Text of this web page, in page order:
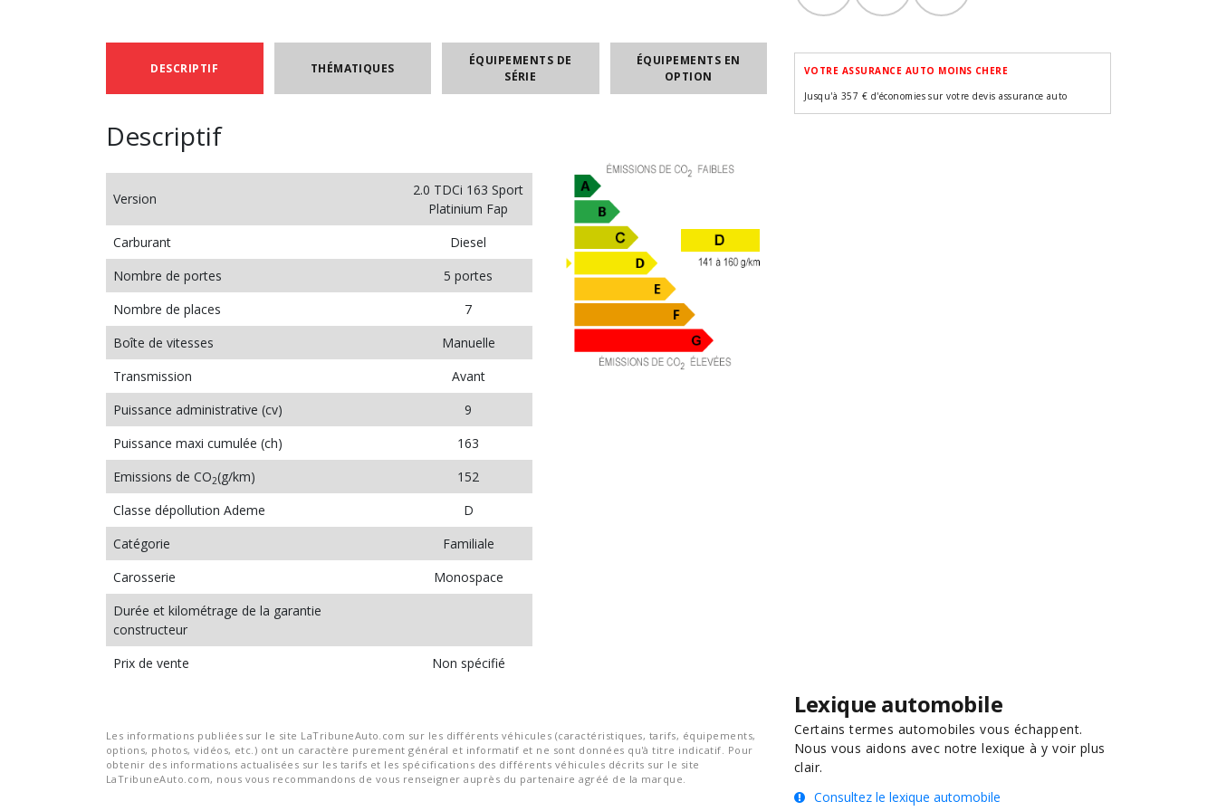
DESCRIPTIF THÉMATIQUES
ÉQUIPEMENTS DE
SÉRIE
ÉQUIPEMENTS EN
OPTION
Descriptif
Version
2.0 TDCi 163 Sport
Platinium Fap
Carburant
Diesel
Nombre de portes
5 portes
Nombre de places
7
Boîte de vitesses
Manuelle
Transmission
Avant
Puissance administrative (cv)
9
Puissance maxi cumulée (ch)
163
Emissions de CO2(g/km)
152
Classe dépollution Ademe
D
Catégorie
Familiale
Carosserie
Monospace
Durée et kilométrage de la garantie
constructeur
Prix de vente
Non spécifié
Les informations publiées sur le site LaTribuneAuto.com sur les différents véhicules (caractéristiques, tarifs, équipements,
options, photos, vidéos, etc.) ont un caractère purement général et informatif et ne sont données qu'à titre indicatif. Pour
obtenir des informations actualisées sur les tarifs et les spécifications des différents véhicules décrits sur le site
LaTribuneAuto.com, nous vous recommandons de vous renseigner auprès du partenaire agréé de la marque.
VOTRE ASSURANCE AUTO MOINS CHERE
Jusqu'à 357 € d'économies sur votre devis assurance auto
Lexique automobile
Certains termes automobiles vous échappent.
Nous vous aidons avec notre lexique à y voir plus
clair.
Consultez le lexique automobile